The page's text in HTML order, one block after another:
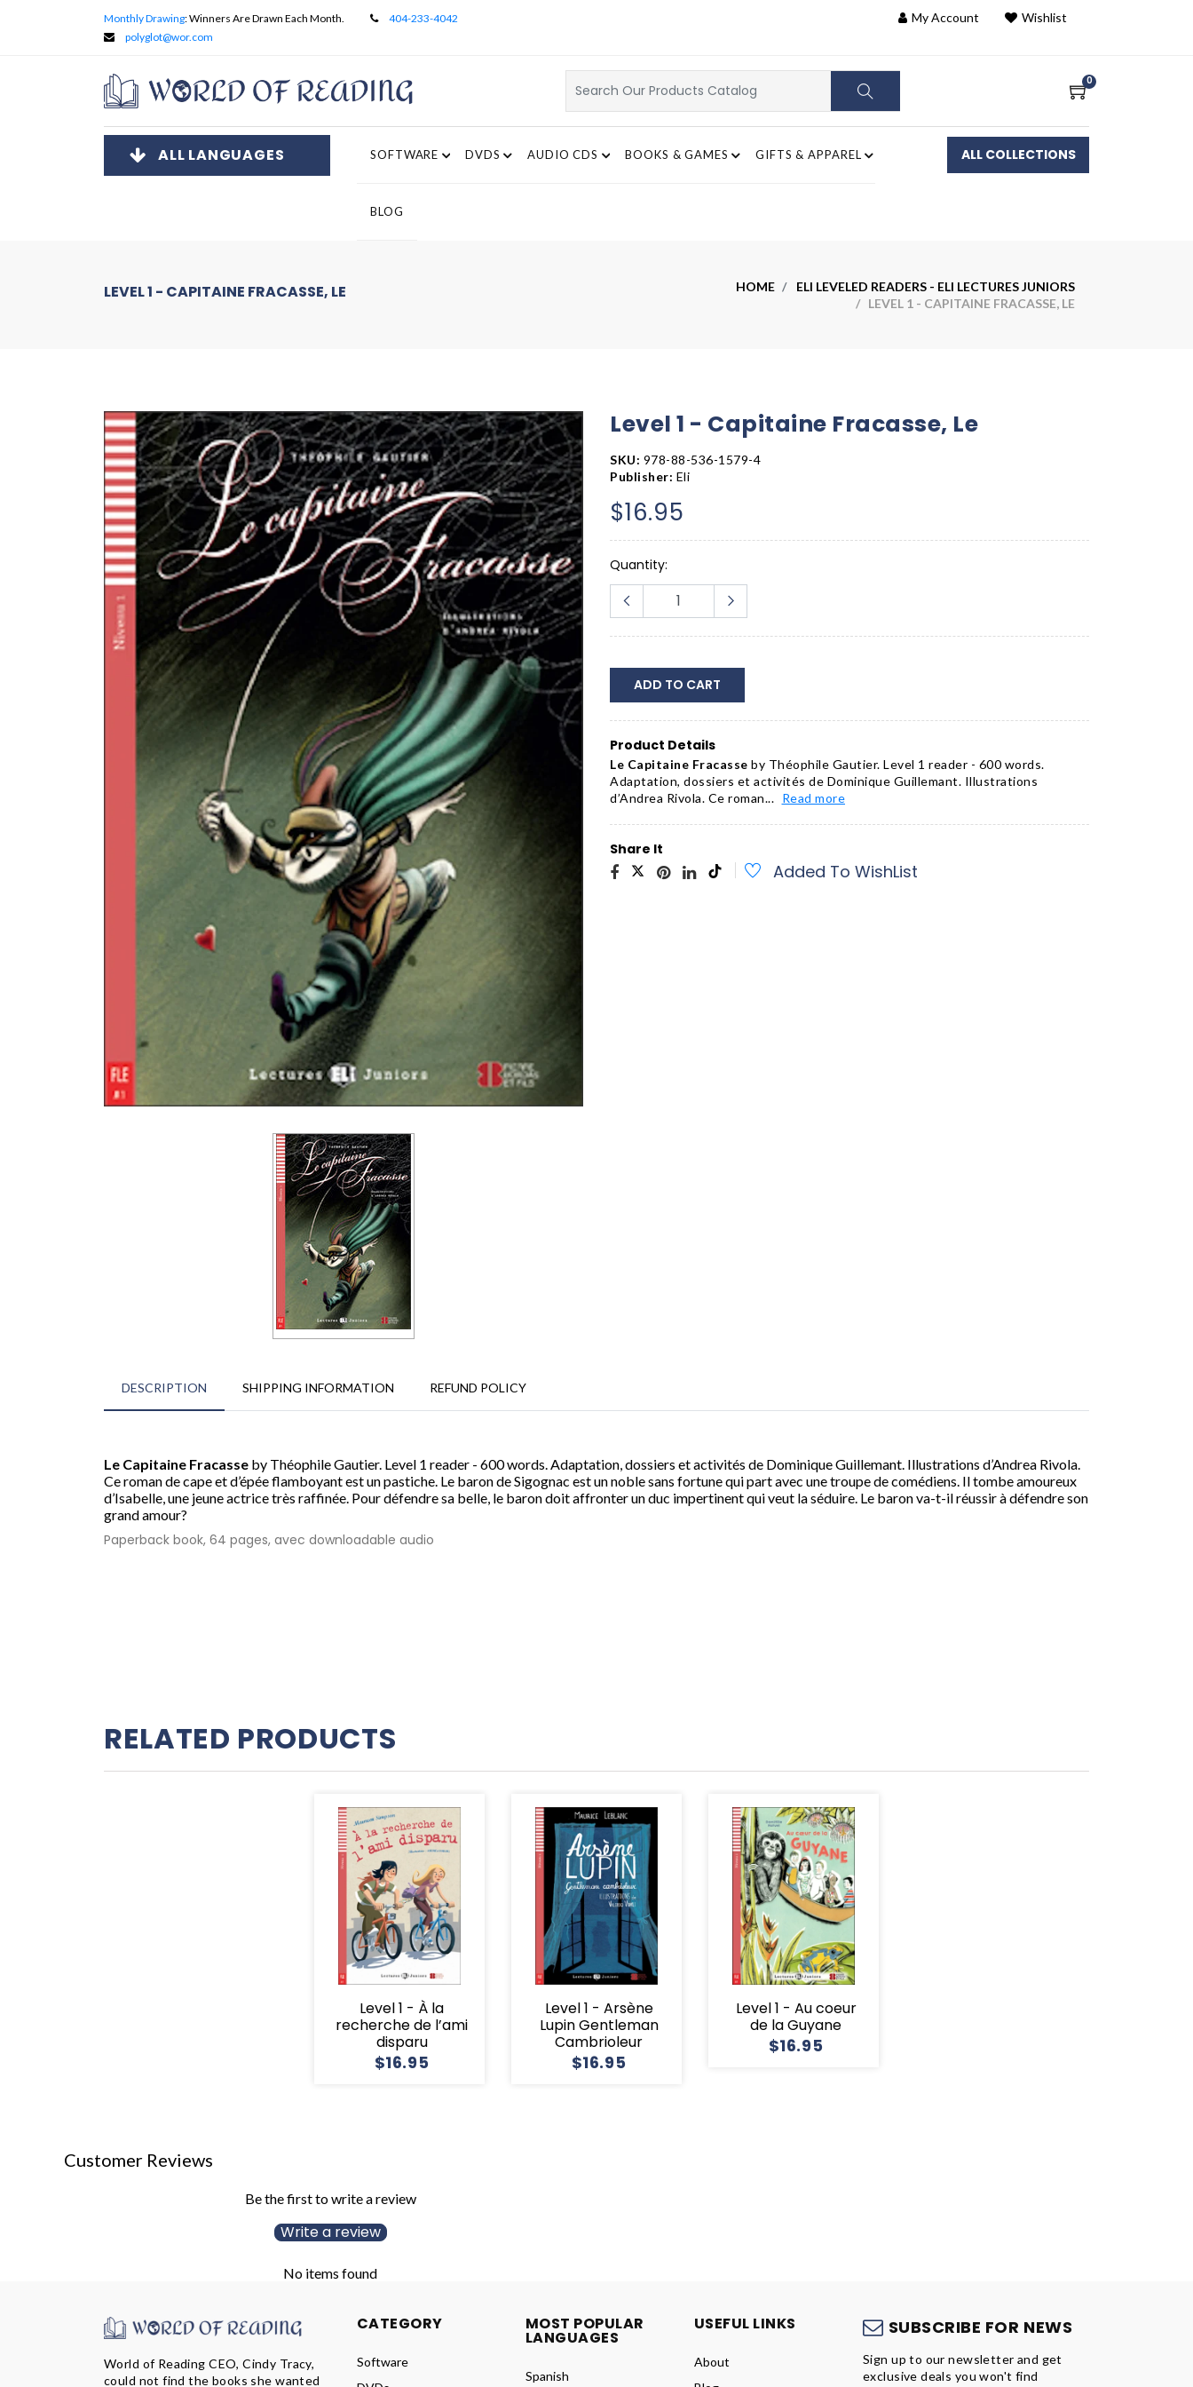
Monthly Drawing: Winners Are Drawn Each Month.
404-233-4042
polyglot@wor.com
My Account Wishlist
0
ALL LANGUAGES SOFTWARE DVDS AUDIO CDS BOOKS & GAMES GIFTS & APPAREL
BLOG
ALL COLLECTIONS
LEVEL 1 - CAPITAINE FRACASSE, LE HOME
ELI LEVELED READERS - ELI LECTURES JUNIORS
/ LEVEL 1 - CAPITAINE FRACASSE, LE
Level 1 - Capitaine Fracasse, Le
SKU: 978-88-536-1579-4
Publisher: Eli
$16.95
Quantity:
ADD TO CART
Product Details
Le Capitaine Fracasse by Théophile Gautier. Level 1 reader - 600 words.
Adaptation, dossiers et activités de Dominique Guillemant. Illustrations
d’Andrea Rivola. Ce roman... Read more
Share It
Added To WishList
DESCRIPTION SHIPPING INFORMATION REFUND POLICY
Le Capitaine Fracasse by Théophile Gautier. Level 1 reader - 600 words. Adaptation, dossiers et activités de Dominique Guillemant. Illustrations d’Andrea Rivola.
Ce roman de cape et d’épée flamboyant est un pastiche. Le baron de Sigognac est un noble sans fortune qui part avec une troupe de comédiens. Il tombe amoureux
d’Isabelle, une jeune actrice très raffinée. Pour défendre sa belle, le baron doit affronter un duc impertinent qui veut la séduire. Le baron va-t-il réussir à défendre son
grand amour?
Paperback book, 64 pages, avec downloadable audio
RELATED PRODUCTS
Level 1 - À la
recherche de l’ami
disparu
$16.95
Level 1 - Arsène
Lupin Gentleman
Cambrioleur
$16.95
Level 1 - Au coeur
de la Guyane
$16.95
Customer Reviews
Be the first to write a review
Write a review
No items found
World of Reading CEO, Cindy Tracy,
could not find the books she wanted
CATEGORY
Software
MOST POPULAR
LANGUAGES
Spanish
USEFUL LINKS
About
SUBSCRIBE FOR NEWS
Sign up to our newsletter and get
exclusive deals you won't find